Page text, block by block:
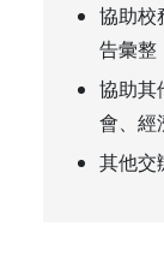
協助校
告彙整
協助其
會、經
其他交